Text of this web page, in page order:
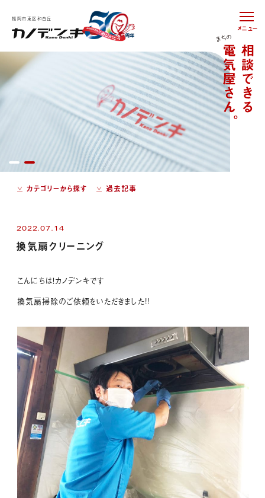
メニュー
福岡市東区和白丘
カテゴリーから探す 過去記事
2022.07.14
換気扇クリーニング
こんにちは！カノデンキです
換気扇掃除のご依頼をいただきました!!